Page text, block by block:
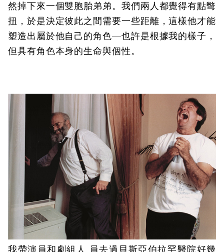
然掉下來一個雙胞胎弟弟。我們兩人都覺得有點彆
扭，於是決定彼此之間需要一些距離，這樣他才能
塑造出屬於他自己的角色—也許是根據我的樣子，
但具有角色本身的生命與個性。
我帶演員和劇組人 員去過貝斯亞伯拉罕醫院好幾